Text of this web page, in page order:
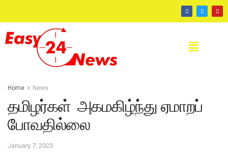
Home News
தமிழர்கள் அகமகிழ்ந்து ஏமாறப்
போவதில்லை
January 7, 2023